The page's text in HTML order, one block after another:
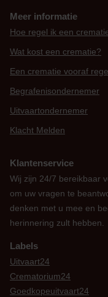
Meer informatie
Hoe regel ik een
Wat kost een crematie?
Een crematie vooraf
Begrafenisondernemer
Uitvaartondernemer
Klacht Melden
Klantenservice
Wij zijn 24/7 bereikbaar
om uw vragen te
denken met u mee en
herinnering zult hebben.
Labels
Uitvaart24
Crematorium24
Goedkopeuitvaart24